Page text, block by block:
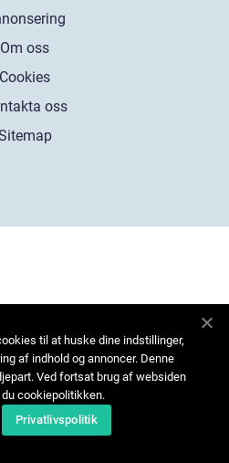
Om oss
Cookies
oss
til at huske dine indstillinger,
af indhold og annoncer. Denne
Ved fortsat brug af websiden
cookiepolitikken.
Privatlivspolitik